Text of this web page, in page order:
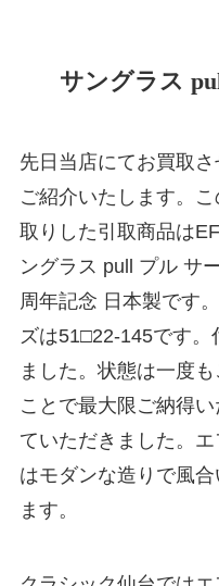
サングラス
先日当店にてお買取
ご紹介いたします。
取りした引取商品は
ングラス pull プル サ
周年記念 日本製です
ズは51□22-145です
ました。状態は一度
ことで最大限ご納得
ていただきました。
はモダンな造りで風
ます。